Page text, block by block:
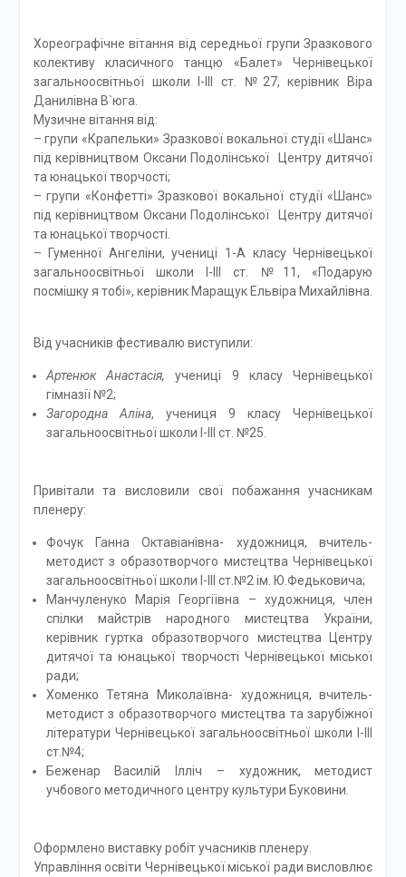
Хореографічне вітання від середньої групи Зразкового
колективу класичного танцю «Балет» Чернівецької
загальноосвітньої школи І-ІІІ ст. №27, керівник Віра
Данилівна В`юга.
Музичне вітання від:
– групи «Крапельки» Зразкової вокальної студії «Шанс»
під керівництвом Оксани Подолінської Центру дитячої
та юнацької творчості;
– групи «Конфетті» Зразкової вокальної студії «Шанс»
під керівництвом Оксани Подолінської Центру дитячої
та юнацької творчості.
– Гуменної Ангеліни, учениці 1-А класу Чернівецької
загальноосвітньої школи І-ІІІ ст. №11, «Подарую
посмішку я тобі», керівник Маращук Ельвіра Михайлівна.
Від учасників фестивалю виступили:
Артенюк Анастасія,учениці 9 класу Чернівецької
гімназії №2;
Загородна Аліна, учениця 9 класу Чернівецької
загальноосвітньої школи І-ІІІ ст. №25.
Привітали та висловили свої побажання учасникам
пленеру:
Фочук Ганна Октавіанівна- художниця, вчитель-
методист з образотворчого мистецтва Чернівецької
загальноосвітньої школи І-ІІІ ст.№2 ім. Ю.Федьковича;
Манчуленуко Марія Георгіївна – художниця, член
спілки майстрів народного мистецтва України,
керівник гуртка образотворчого мистецтва Центру
дитячої та юнацької творчості Чернівецької міської
ради;
Хоменко Тетяна Миколаївна- художниця, вчитель-
методист з образотворчого мистецтва та зарубіжної
літератури Чернівецької загальноосвітньої школи І-ІІІ
ст.№4;
Беженар Василій Ілліч – художник, методист
учбового методичного центру культури Буковини.
Оформлено виставку робіт учасників пленеру.
Управління освіти Чернівецької міської ради висловлює